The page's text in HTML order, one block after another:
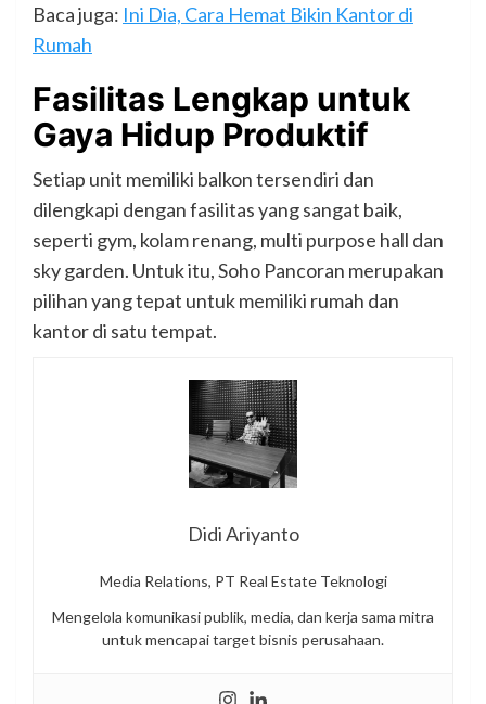
Baca juga: Ini Dia, Cara Hemat Bikin Kantor di
Rumah
Fasilitas Lengkap untuk
Gaya Hidup Produktif
Setiap unit memiliki balkon tersendiri dan
dilengkapi dengan fasilitas yang sangat baik,
seperti gym, kolam renang, multi purpose hall dan
sky garden. Untuk itu, Soho Pancoran merupakan
pilihan yang tepat untuk memiliki rumah dan
kantor di satu tempat.
Didi Ariyanto
Media Relations, PT Real Estate Teknologi
Mengelola komunikasi publik, media, dan kerja sama mitra
untuk mencapai target bisnis perusahaan.